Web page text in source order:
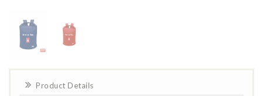
Product Details